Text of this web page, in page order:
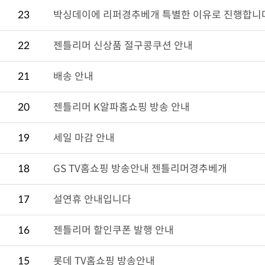
23 박싱데이에 리퍼경추베개 특별한 이유로 진행합니
22 젠틀리머 신상품 절구콩쿠션 안내
21 배송 안내
20 젠틀리머 K알파홈쇼핑 방송 안내
19 세일 마감 안내
18 GS TV홈쇼핑 방송안내 젠틀리머경추베개
17 설연휴 안내입니다
16 젠틀리머 할인쿠폰 발행 안내
15 롯데 TV홈쇼핑 방송안내